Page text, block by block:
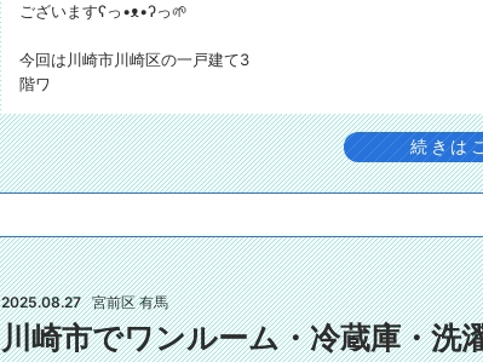
ございますʕ⁠っ⁠•⁠ᴥ⁠•⁠ʔ⁠っ🌱
今回は川崎市川崎区の一戸建て3
階ワ
続きは
2025.08.27 宮前区 有馬
川崎市でワンルーム・冷蔵庫・洗